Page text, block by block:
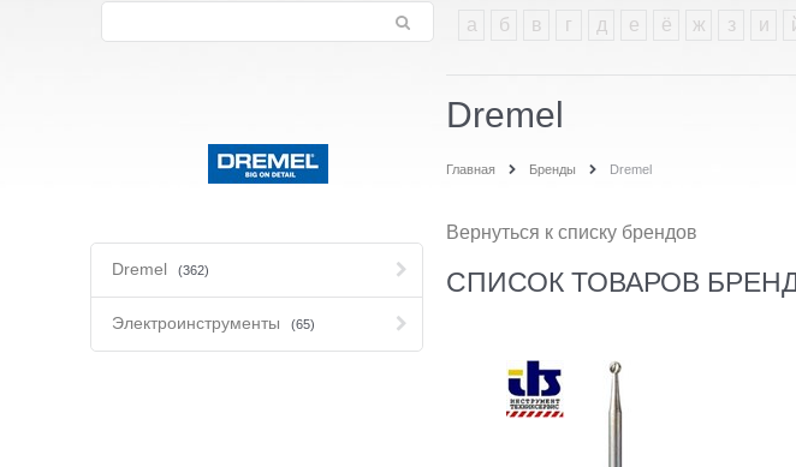
а б в г д е ё ж з и
Dremel (362)
Электроинструменты (65)
Dremel
Главная Бренды Dremel
Вернуться к списку брендов
СПИСОК ТОВАРОВ